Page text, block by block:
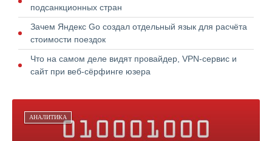
подсанкционных стран
Зачем Яндекс Go создал отдельный язык для расчёта
стоимости поездок
Что на самом деле видят провайдер, VPN-сервис и
сайт при веб-сёрфинге юзера
АНАЛИТИКА